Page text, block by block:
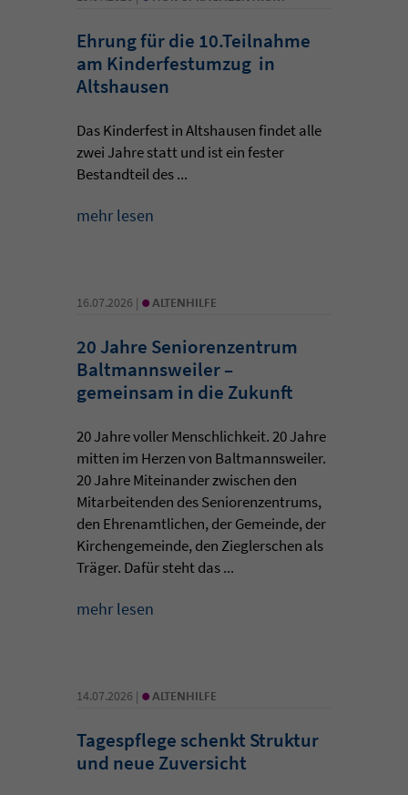
Ehrung für die 10.Teilnahme
am Kinderfestumzug in
Altshausen
Das Kinderfest in Altshausen findet alle
zwei Jahre statt und ist ein fester
Bestandteil des ...
mehr lesen
16.07.2026 | • ALTENHILFE
20 Jahre Seniorenzentrum
Baltmannsweiler –
gemeinsam in die Zukunft
20 Jahre voller Menschlichkeit. 20 Jahre
mitten im Herzen von Baltmannsweiler.
20 Jahre Miteinander zwischen den
Mitarbeitenden des Seniorenzentrums,
den Ehrenamtlichen, der Gemeinde, der
Kirchengemeinde, den Zieglerschen als
Träger. Dafür steht das ...
mehr lesen
14.07.2026 | • ALTENHILFE
Tagespflege schenkt Struktur
und neue Zuversicht